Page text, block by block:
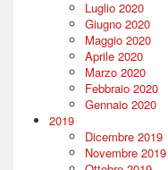
Luglio 2020
Giugno 2020
Maggio 2020
Aprile 2020
Marzo 2020
Febbraio 2020
Gennaio 2020
2019
Dicembre 2019
Novembre 2019